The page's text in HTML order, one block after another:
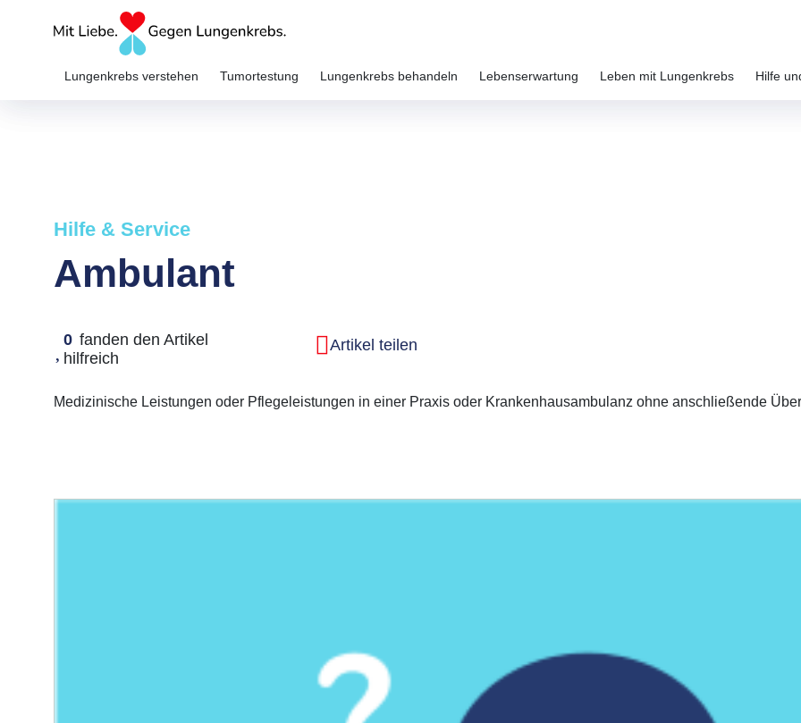
Lungenkrebs verstehen Tumortestung Lungenkrebs behandeln Lebenserwartung Leben mit Lungenkrebs Hilfe
Hilfe & Service
Ambulant
0 fanden den Artikel
hilfreich
Artikel teilen
Medizinische Leistungen oder Pflegeleistungen in einer Praxis oder Krankenhausambulanz ohne anschließende